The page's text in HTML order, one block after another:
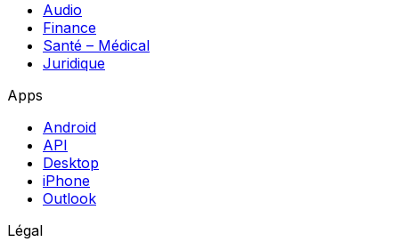
Audio
Finance
Santé – Médical
Juridique
Apps
Android
API
Desktop
iPhone
Outlook
Légal